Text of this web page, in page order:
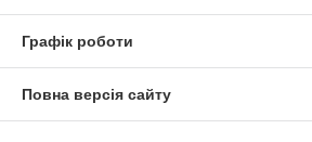
Графік роботи
Повна версія сайту